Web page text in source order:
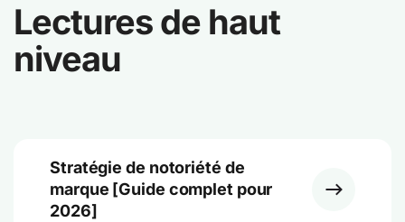
Lectures de haut
niveau
Stratégie de notoriété de
marque [Guide complet pour
2026]